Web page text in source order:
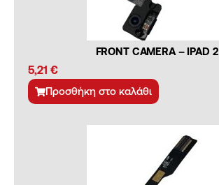
FRONT CAMERA – IPAD 2
5,21 €
Προσθήκη στο καλάθι